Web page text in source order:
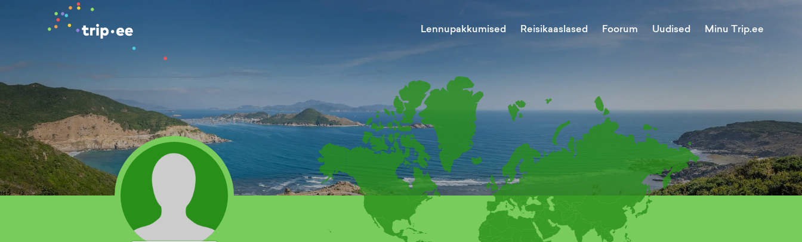
Lennupakkumised Reisikaaslased Foorum Uudised Minu Trip.ee